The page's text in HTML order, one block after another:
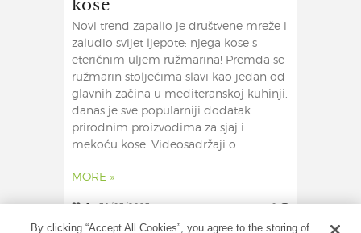
Novi trend zapalio je društvene mreže i
zaludio svijet ljepote: njega kose s
eteričnim uljem ružmarina! Premda se
ružmarin stoljećima slavi kao jedan od
glavnih začina u mediteranskoj kuhinji,
danas je sve popularniji dodatak
prirodnim proizvodima za sjaj i
mekoću kose. Videosadržaji o ...
MORE »
0 31/03/2023 0
By clicking “Accept All Cookies”, you agree to the storing of